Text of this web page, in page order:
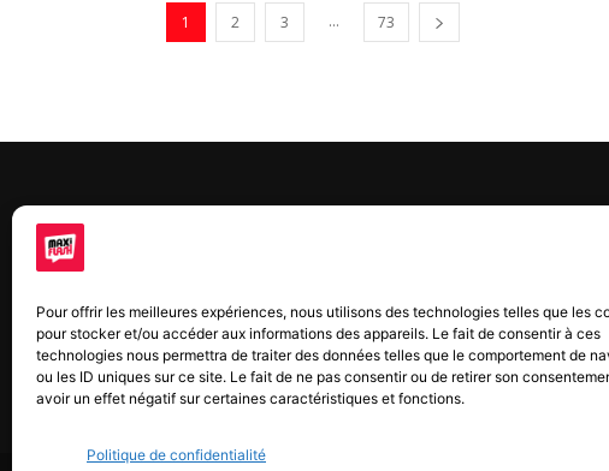
Pour offrir les meilleures expériences, nous utilisons des technologies telles que les
pour stocker et/ou accéder aux informations des appareils. Le fait de consentir à ces
technologies nous permettra de traiter des données telles que le comportement de
ou les ID uniques sur ce site. Le fait de ne pas consentir ou de retirer son
avoir un effet négatif sur certaines caractéristiques et fonctions.
Politique de confidentialité
1 2 3 ... 73
chaque
2015, dans
2022, et à